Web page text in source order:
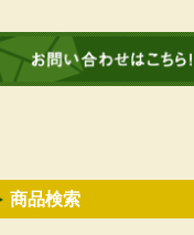
商品検索